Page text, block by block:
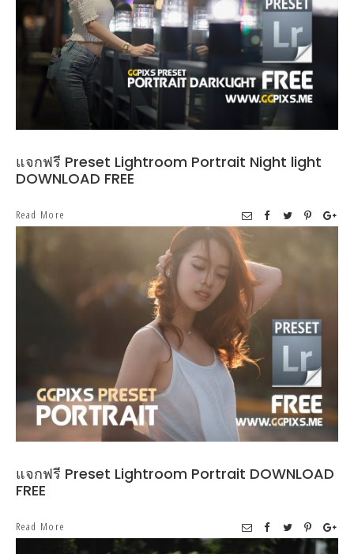
แจกฟรี Preset Lightroom Portrait Night light
DOWNLOAD FREE
Read More
แจกฟรี Preset Lightroom Portrait DOWNLOAD
FREE
Read More